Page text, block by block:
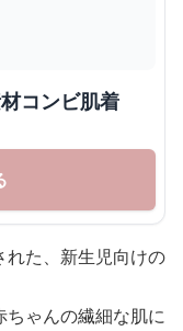
素材コンビ肌着
れた、新生児向けの
ゃんの繊細な肌に